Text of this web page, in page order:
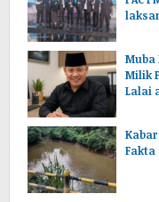
Muba
Milik
Lalai
Fakta